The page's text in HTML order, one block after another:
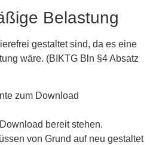
Belastung
gestaltet sind, da es eine
wäre. (BIKTG Bln §4 Absatz
zum Download
bereit stehen.
von Grund auf neu gestaltet